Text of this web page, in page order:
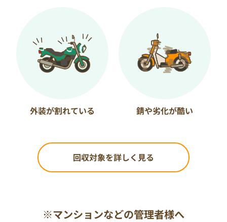
外装が割れている 錆や劣化が酷い
回収対象を詳しく見る
※マンションなどの管理者様へ